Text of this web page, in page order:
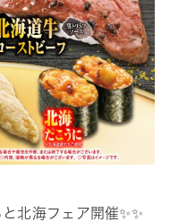
北海フェア開催✨✨